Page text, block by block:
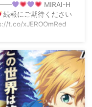
MIRAI-H
続報にご期待ください
t.co/xJEROOmRed